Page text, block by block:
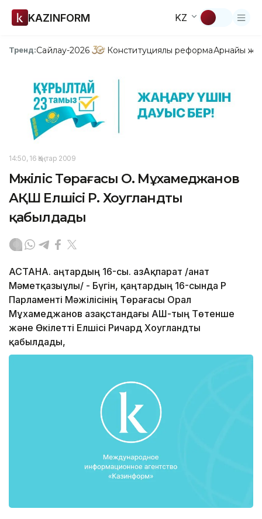
KAZINFORM KZ
Тренд:Сайлау-2026 Конституциялық реформаАрнайы
14:50, 16 Қаңтар 2009
Мәжіліс Төрағасы О. Мұхамеджанов
АҚШ Елшісі Р. Хоугландты
қабылдады
АСТАНА. Қаңтардың 16-сы. ҚазАқпарат /Қанат
Мәметқазыұлы/ - Бүгін, қаңтардың 16-сында ҚР
Парламенті Мәжілісінің Төрағасы Орал
Мұхамеджанов Қазақстандағы АҚШ-тың Төтенше
және Өкілетті Елшісі Ричард Хоугландты
қабылдады,